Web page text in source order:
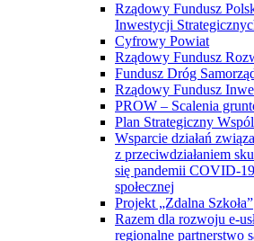
Rządowy Fundusz
Fundusz Dróg
Rządowy Fundusz
PROW – Scalenia
Plan Strategiczny
Wsparcie działań
z przeciwdziałaniem
się pandemii COVID-
społecznej
Projekt „Zdalna Szkoła”
Razem dla rozwoju e-
regionalne partnerstwo
powiatu włodawskiego,
i kraśnickiego oraz